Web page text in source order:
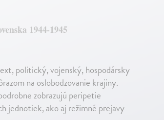
1944-1945
politický, vojenský, hospodársky
na oslobodzovanie krajiny.
zobrazujú peripetie
jednotiek, ako aj režimné prejavy